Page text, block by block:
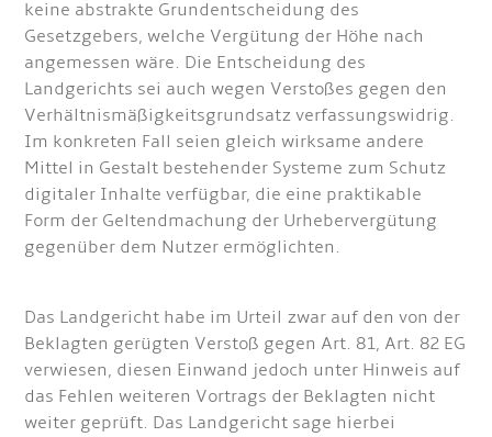
keine abstrakte Grundentscheidung des
Gesetzgebers, welche Vergütung der Höhe nach
angemessen wäre. Die Entscheidung des
Landgerichts sei auch wegen Verstoßes gegen den
Verhältnismäßigkeitsgrundsatz verfassungswidrig.
Im konkreten Fall seien gleich wirksame andere
Mittel in Gestalt bestehender Systeme zum Schutz
digitaler Inhalte verfügbar, die eine praktikable
Form der Geltendmachung der Urhebervergütung
gegenüber dem Nutzer ermöglichten.
Das Landgericht habe im Urteil zwar auf den von der
Beklagten gerügten Verstoß gegen Art. 81, Art. 82 EG
verwiesen, diesen Einwand jedoch unter Hinweis auf
das Fehlen weiteren Vortrags der Beklagten nicht
weiter geprüft. Das Landgericht sage hierbei